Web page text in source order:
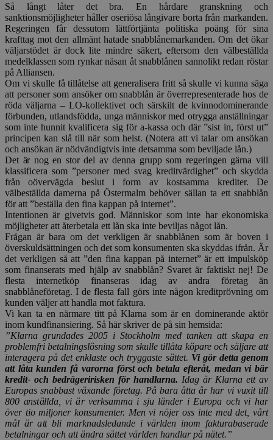
Så långt låter det bra. En hårdare granskning och
sanktionsmöjligheter håller oseriösa långivare borta från markanden.
Regeringen får dessutom lättförtjänta politiska poäng för sina
krafttag mot den allmänt hatade snabblånemarkanden. Om det ökar
väljarstödet är dock lite mindre säkert, eftersom den välbeställda
medelklassen som rynkar näsan åt snabblånen sannolikt redan röstar
på Alliansen.
Om vi skulle få tillåtelse att generalisera fritt så skulle vi kunna säga
att personer som ansöker om snabblån är överrepresenterade hos de
röda väljarna – LO-kollektivet och särskilt de kvinnodominerande
förbunden, utlandsfödda, unga människor med otrygga anställningar
som inte hunnit kvalificera sig för a-kassa och där ”sist in, först ut”
principen kan slå till när som helst. (Notera att vi talar om ansökan
och ansökan är nödvändigtvis inte detsamma som beviljade lån.)
Det är nog en stor del av denna grupp som regeringen gärna vill
klassificera som ”personer med svag kreditvärdighet” och skydda
från oövervägda beslut i form av kostsamma krediter. De
välbeställda damerna på Östermalm behöver sällan ta ett snabblån
för att ”beställa den fina kappan på internet”.
Intentionen är givetvis god. Människor som inte har ekonomiska
möjligheter att återbetala ett lån ska inte beviljas något lån.
Frågan är bara om det verkligen är snabblånen som är boven i
överskuldsättningen och det som konsumenten ska skyddas ifrån. Är
det verkligen så att ”den fina kappan på internet” är ett impulsköp
som finanserats med hjälp av snabblån? Svaret är faktiskt nej! De
flesta internetköp finanseras idag av andra företag än
snabblåneföretag. I de flesta fall görs inte någon kreditprövning om
kunden väljer att handla mot faktura.
Vi kan ta en närmare titt på Klarna som är en dominerande aktör
inom kundfinansiering. Så här skriver de på sin hemsida:
”Klarna grundades 2005 i Stockholm med tanken att skapa en
problemfri betalningslösning som skulle tillåta köpare och säljare att
interagera på det enklaste och tryggaste sättet. Vi gör detta genom
att låta kunden få varorna först och betala efteråt, medan vi bär
kredit- och bedrägeririsken för handlarna. Idag är Klarna ett av
Europas snabbast växande företag. På bara åtta år har vi vuxit till
800 anställda, vi är verksamma i sju länder i Europa och vi har
över tio miljoner konsumenter. Men vi nöjer oss inte med det, vårt
mål är att bli marknadsledande i världen inom fakturabaserade
betalningar och att ändra sättet världen handlar på nätet.”